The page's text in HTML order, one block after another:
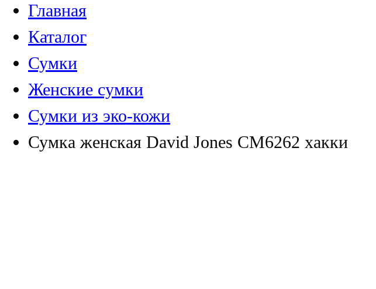
Главная
Каталог
Сумки
Женские сумки
Сумки из эко-кожи
Сумка женская David Jones СМ6262 хакки